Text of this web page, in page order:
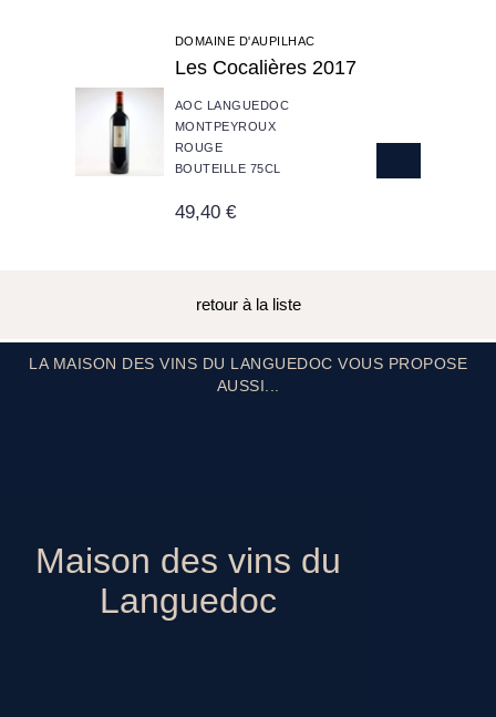
DOMAINE D'AUPILHAC
Les Cocalières 2017
AOC LANGUEDOC
MONTPEYROUX
ROUGE
BOUTEILLE 75CL
49,40 €
retour à la liste
LA MAISON DES VINS DU LANGUEDOC VOUS PROPOSE
AUSSI...
Maison des vins du
Languedoc